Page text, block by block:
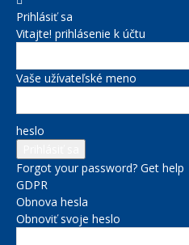
Prihlásiť sa
Vitajte! prihlásenie k účtu
Vaše užívateľské meno
heslo
Forgot your password? Get help
GDPR
Obnova hesla
Obnoviť svoje heslo